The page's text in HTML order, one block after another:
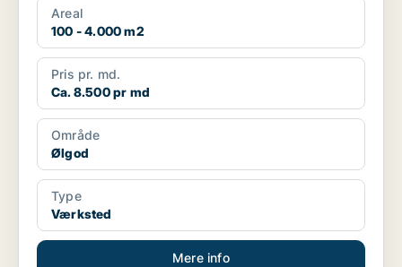
Areal
100 - 4.000 m2
Pris pr. md.
Ca. 8.500 pr md
Område
Ølgod
Type
Værksted
Mere info